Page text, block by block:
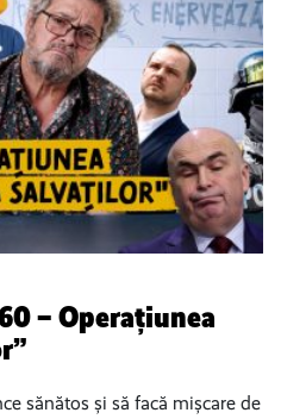
– Operațiunea
sănătos și să facă mișcare de